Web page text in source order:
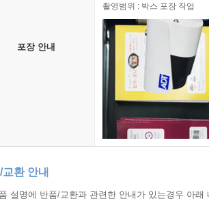
포장 안내
촬영범위 : 박스 포장 작업
교환 안내
설명에 반품/교환과 관련한 안내가 있는경우 아